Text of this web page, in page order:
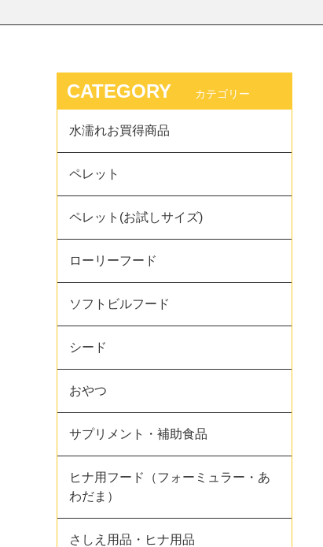
CATEGORY カテゴリー
水濡れお買得商品
ペレット
ペレット(お試しサイズ)
ローリーフード
ソフトビルフード
シード
おやつ
サプリメント・補助食品
ヒナ用フード（フォーミュラー・あ
わだま）
さしえ用品・ヒナ用品